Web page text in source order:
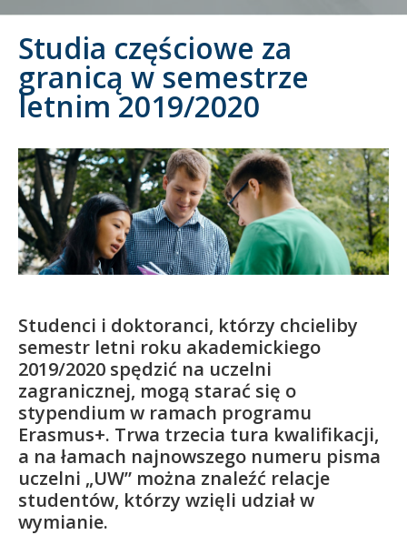
Doktorant
Pracownik
Absolwent
Studia częściowe za
granicą w semestrze
letnim 2019/2020
Studenci i doktoranci, którzy chcieliby
semestr letni roku akademickiego
2019/2020 spędzić na uczelni
zagranicznej, mogą starać się o
stypendium w ramach programu
Erasmus+. Trwa trzecia tura kwalifikacji,
a na łamach najnowszego numeru pisma
uczelni „UW” można znaleźć relacje
studentów, którzy wzięli udział w
wymianie.